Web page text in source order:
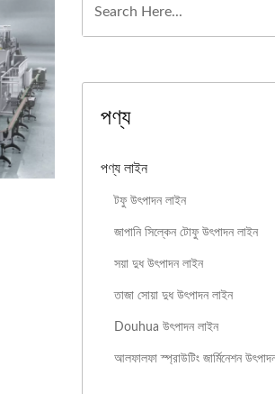
টফু তৈরি, টফু
টফু উৎপাদন,
উৎপাদন যন্ত্রপাতি, টফু
মেকার, ভেগান মিট
ফুড মেশিনখাদ্য
যন্ত্রপাতির
পণ্য
পণ্য লাইন
টফু উৎপাদন লাইন
জাপানি সিল্কেন টোফু উৎপাদন লাইন
সয়া দুধ উৎপাদন লাইন
তাজা সোয়া দুধ উৎপাদন লাইন
Douhua উৎপাদন লাইন
আলফালফা স্প্রাউটিং জার্মিনেশন